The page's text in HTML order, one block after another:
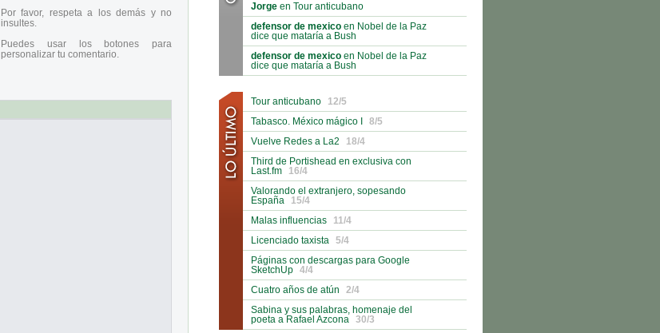
Por favor, respeta a los demás y no
insultes.
Puedes usar los botones para
personalizar tu comentario.
Jorge en Tour anticubano
defensor de mexico en Nobel de la Paz
dice que mataría a Bush
defensor de mexico en Nobel de la Paz
dice que mataría a Bush
Tour anticubano
12/5
Tabasco. México mágico I
8/5
Vuelve Redes a La2
18/4
Third de Portishead en exclusiva con
Last.fm
16/4
Valorando el extranjero, sopesando
España
15/4
Malas influencias
11/4
Licenciado taxista
5/4
Páginas con descargas para Google
SketchUp
4/4
Cuatro años de atún
2/4
Sabina y sus palabras, homenaje del
poeta a Rafael Azcona
30/3